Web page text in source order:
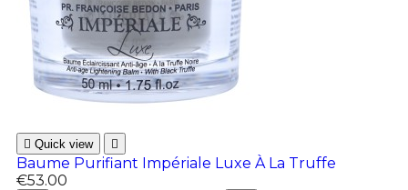
 Quick view 
Baume Purifiant Impériale Luxe À La Truffe
€53.00